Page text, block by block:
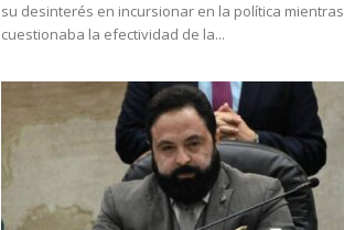
su desinterés en incursionar en la política mientras
cuestionaba la efectividad de la...